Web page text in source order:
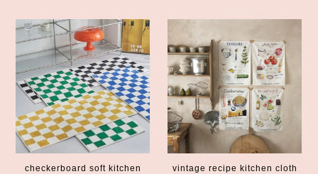
checkerboard soft kitchen
vintage recipe kitchen cloth